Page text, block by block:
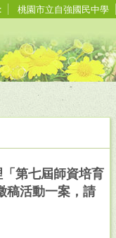
桃園市立自強國民中學
第七屆師資培育
稿活動一案，請